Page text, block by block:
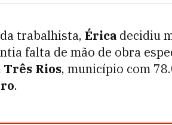
trabalhista, Érica decidiu
falta de mão de obra
Três Rios, município com
.